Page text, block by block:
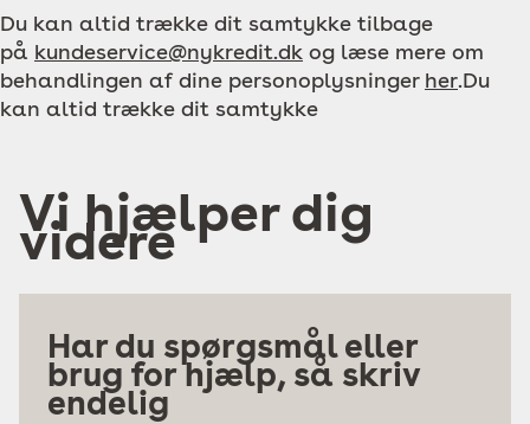
Du kan altid trække dit samtykke tilbage
på kundeservice@nykredit.dk og læse mere om
behandlingen af dine personoplysninger her.Du
kan altid trække dit samtykke
Vi hjælper dig
videre
Har du spørgsmål eller
brug for hjælp, så skriv
endelig